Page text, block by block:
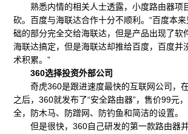
熟悉内情的相关人士透露，小度路由器项
砍。百度与海联达合作十分不顺利。“百度本
础的部分完全交给海联达，但是产品出现了软
海联达搞定，但是海联达却推给百度，百度并
术积累。”
360选择投资外部公司
奇虎360是跟进速度最快的互联网公司，在
之后，360就发布了“安全路由器”，售价99元
全，防木马、防蹭网、防钓鱼和简洁的设置。
但是很快，360自己研发的第一款路由器